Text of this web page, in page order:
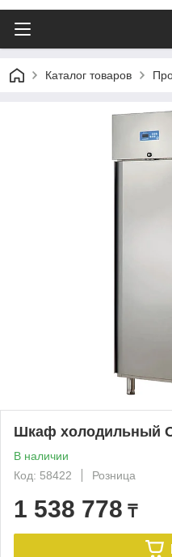
Каталог товаров
Шкаф холодильный
В наличии
Код: 58422
Розница
1 538 778 ₸